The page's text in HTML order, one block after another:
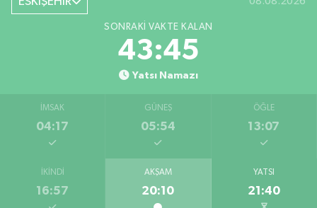
SONRAKI VAKTE KALAN
43:45
Yatsı Namazı
İMSAK
04:17
GÜNEŞ
05:54
ÖĞLE
13:07
İKINDI
16:57
AKŞAM
20:10
YATSI
21:40